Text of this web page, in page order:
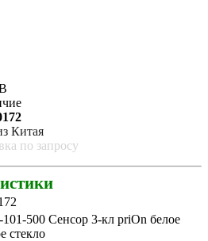
Китая
по запросу
101-500 Сенсор 3-кл priOn белое
стекло